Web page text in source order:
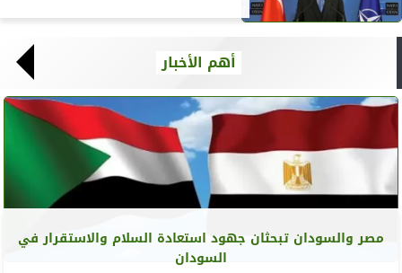
أهم الأخبار
مصر والسودان تبحثان جهود استعادة السلام والاستقرار في
السودان